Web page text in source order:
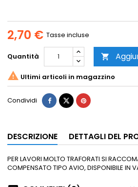
2,70 € Tasse incluse
Quantità 
 Ultimi articoli in magazzino
Condividi
DESCRIZIONE DETTAGLI DEL
PER LAVORI MOLTO TRAFORATI SI
COMPENSATO TIPO AVIO, DISPONIBILE IN